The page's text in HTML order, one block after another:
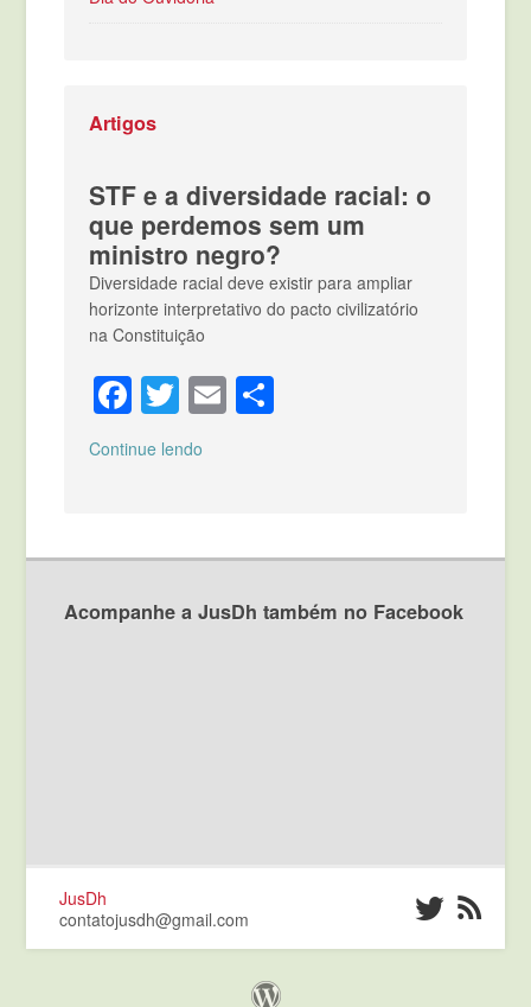
Artigos
STF e a diversidade racial: o
que perdemos sem um
ministro negro?
Diversidade racial deve existir para ampliar
horizonte interpretativo do pacto civilizatório
na Constituição
Facebook
Twitter
Email
Continue lendo
Acompanhe a JusDh também no Facebook
JusDh
contatojusdh@gmail.com